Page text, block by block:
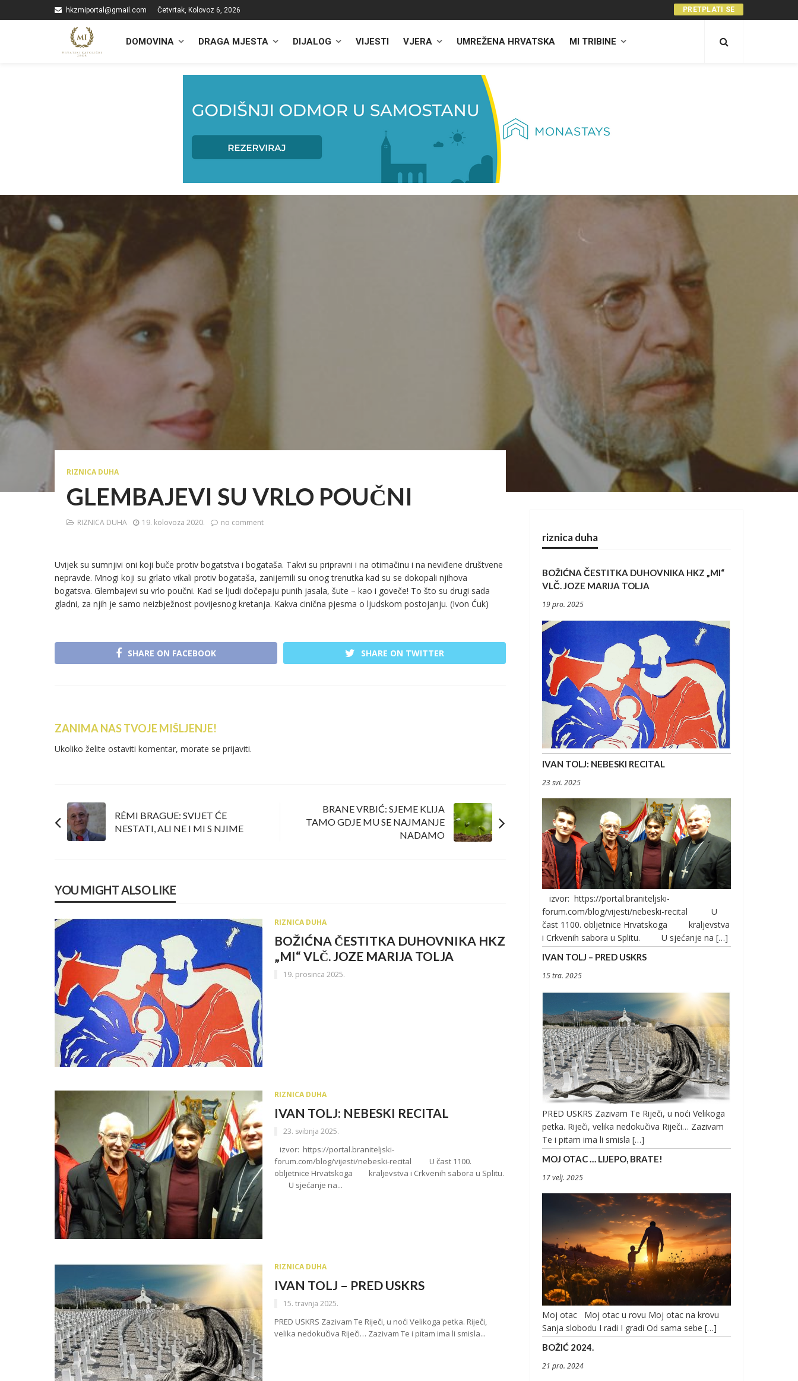
hkzmiportal@gmail.com Četvrtak, Kolovoz 6, 2026 PRETPLATI SE
DOMOVINA DRAGA MJESTA DIJALOG VIJESTI VJERA UMREŽENA HRVATSKA MI TRIBINE
RIZNICA DUHA
GLEMBAJEVI SU VRLO POUČNI
RIZNICA DUHA 19. kolovoza 2020. no comment
Uvijek su sumnjivi oni koji buče protiv bogatstva i bogataša. Takvi su pripravni i na otimačinu i na neviđene društvene
nepravde. Mnogi koji su grlato vikali protiv bogataša, zanijemili su onog trenutka kad su se dokopali njihova
bogatsva. Glembajevi su vrlo poučni. Kad se ljudi dočepaju punih jasala, šute – kao i goveče! To što su drugi sada
gladni, za njih je samo neizbježnost povijesnog kretanja. Kakva cinična pjesma o ljudskom postojanju. (Ivon Ćuk)
SHARE ON FACEBOOK SHARE ON TWITTER
ZANIMA NAS TVOJE MIŠLJENJE!
Ukoliko želite ostaviti komentar, morate se prijaviti.
RÉMI BRAGUE: SVIJET ĆE
NESTATI, ALI NE I MI S NJIME
BRANE VRBIĆ: SJEME KLIJA
TAMO GDJE MU SE NAJMANJE
NADAMO
YOU MIGHT ALSO LIKE
RIZNICA DUHA
BOŽIĆNA ČESTITKA DUHOVNIKA HKZ
„MI“ VLČ. JOZE MARIJA TOLJA
19. prosinca 2025.
RIZNICA DUHA
IVAN TOLJ: NEBESKI RECITAL
23. svibnja 2025.
izvor: https://portal.braniteljski-
forum.com/blog/vijesti/nebeski-recital U čast 1100.
obljetnice Hrvatskoga kraljevstva i Crkvenih sabora u Splitu.
U sjećanje na...
RIZNICA DUHA
IVAN TOLJ – PRED USKRS
15. travnja 2025.
PRED USKRS Zazivam Te Riječi, u noći Velikoga petka. Riječi,
velika nedokučiva Riječi… Zazivam Te i pitam ima li smisla...
riznica duha
BOŽIĆNA ČESTITKA DUHOVNIKA HKZ „MI“
VLČ. JOZE MARIJA TOLJA
19 pro. 2025
IVAN TOLJ: NEBESKI RECITAL
23 svi. 2025
izvor: https://portal.braniteljski-
forum.com/blog/vijesti/nebeski-recital U
čast 1100. obljetnice Hrvatskoga kraljevstva
i Crkvenih sabora u Splitu. U sjećanje na […]
IVAN TOLJ – PRED USKRS
15 tra. 2025
PRED USKRS Zazivam Te Riječi, u noći Velikoga
petka. Riječi, velika nedokučiva Riječi… Zazivam
Te i pitam ima li smisla […]
MOJ OTAC … LIJEPO, BRATE!
17 velj. 2025
Moj otac Moj otac u rovu Moj otac na krovu
Sanja slobodu I radi I gradi Od sama sebe […]
BOŽIĆ 2024.
21 pro. 2024